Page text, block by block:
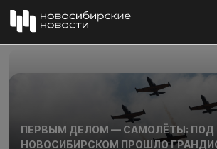
ПЕРВЫМ ДЕЛОМ — САМОЛЁТЫ: ПОД
НОВОСИБИРСКОМ ПРОШЛО